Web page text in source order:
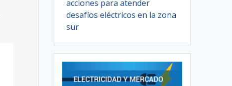
acciones para atender
desafíos eléctricos en la zona
sur